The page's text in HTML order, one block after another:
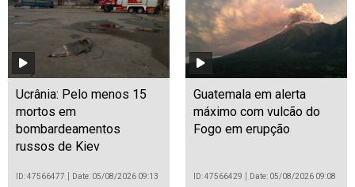
Ucrânia: Pelo menos 15
mortos em
bombardeamentos
russos de Kiev
ID: 47566477 Date: 05/08/2026 09:13
Guatemala em alerta
máximo com vulcão do
Fogo em erupção
ID: 47566429 Date: 05/08/2026 09:08